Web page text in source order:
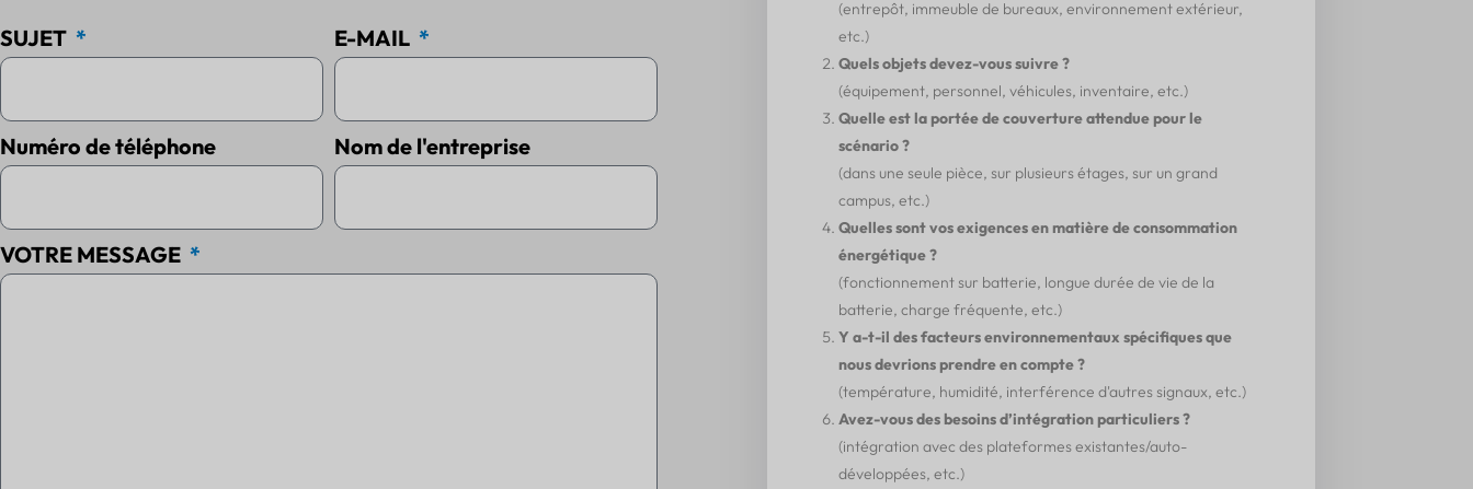
SUJET E-MAIL
Numéro de téléphone Nom de l'entreprise
VOTRE MESSAGE
(entrepôt, immeuble de bureaux, environnement extérieur,
etc.)
Quels objets devez-vous suivre ?
(équipement, personnel, véhicules, inventaire, etc.)
Quelle est la portée de couverture attendue pour le
scénario ?
(dans une seule pièce, sur plusieurs étages, sur un grand
campus, etc.)
Quelles sont vos exigences en matière de consommation
énergétique ?
(fonctionnement sur batterie, longue durée de vie de la
batterie, charge fréquente, etc.)
Y a-t-il des facteurs environnementaux spécifiques que
nous devrions prendre en compte ?
(température, humidité, interférence d'autres signaux, etc.)
Avez-vous des besoins d’intégration particuliers ?
(intégration avec des plateformes existantes/auto-
développées, etc.)